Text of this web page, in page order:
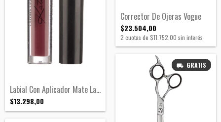
Labial Con Aplicador Mate Larga Duración
$13.298,00
Corrector De Ojeras Vogue
$23.504,00
2 cuotas de $11.752,00 sin interés
GRATIS